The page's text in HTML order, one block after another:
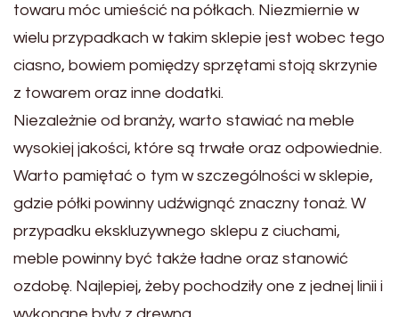
towaru móc umieścić na półkach. Niezmiernie w
wielu przypadkach w takim sklepie jest wobec tego
ciasno, bowiem pomiędzy sprzętami stoją skrzynie
z towarem oraz inne dodatki.
Niezależnie od branży, warto stawiać na meble
wysokiej jakości, które są trwałe oraz odpowiednie.
Warto pamiętać o tym w szczególności w sklepie,
gdzie półki powinny udźwignąć znaczny tonaż. W
przypadku ekskluzywnego sklepu z ciuchami,
meble powinny być także ładne oraz stanowić
ozdobę. Najlepiej, żeby pochodziły one z jednej linii i
wykonane były z drewna.